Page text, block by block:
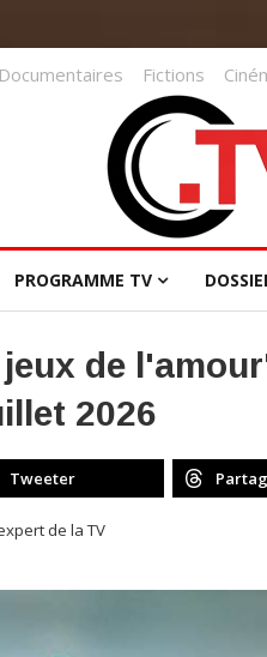
Documentaires Fictions
PROGRAMME TV
de
2026
Tweeter
de la TV